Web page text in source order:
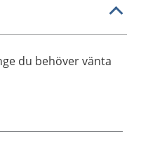
du behöver vänta